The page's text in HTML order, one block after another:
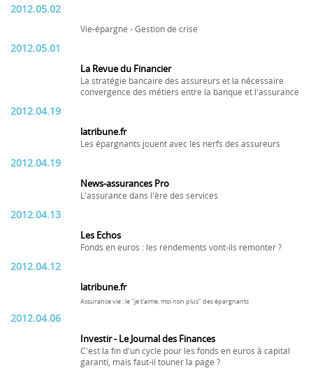
2012.05.02
Vie-épargne - Gestion de crise
2012.05.01
La Revue du Financier
La stratégie bancaire des assureurs et la nécessaire
convergence des métiers entre la banque et l'assurance
2012.04.19
latribune.fr
Les épargnants jouent avec les nerfs des assureurs
2012.04.19
News-assurances Pro
L'assurance dans l'ère des services
2012.04.13
Les Echos
Fonds en euros : les rendements vont-ils remonter ?
2012.04.12
latribune.fr
Assurance vie : le "je t'aime, moi non plus" des épargnants
2012.04.06
Investir - Le Journal des Finances
C'est la fin d'un cycle pour les fonds en euros à capital
garanti, mais faut-il touner la page ?